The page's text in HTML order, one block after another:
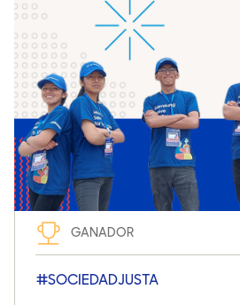
GANADOR
#SOCIEDADJUSTA